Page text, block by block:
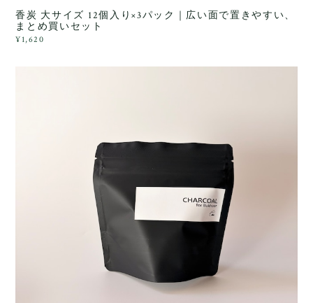
香炭 大サイズ 12個入り×3パック｜広い面で置きやすい、
まとめ買いセット
¥1,620